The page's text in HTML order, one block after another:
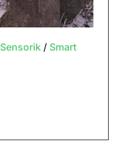
Sensorik/ Smart